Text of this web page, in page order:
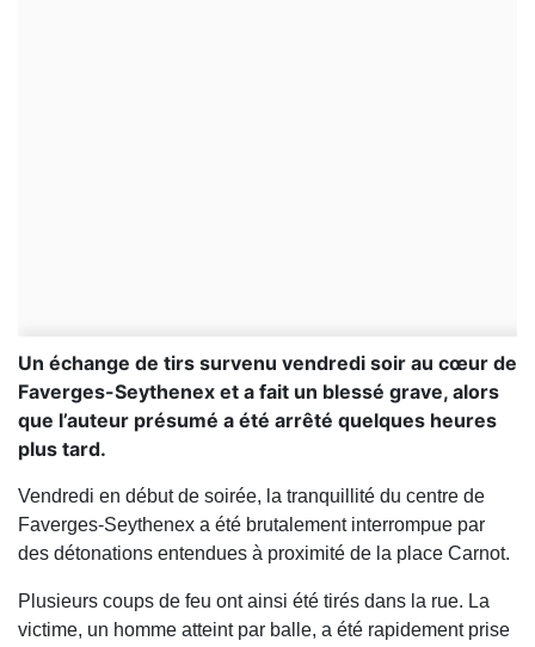
Un échange de tirs survenu vendredi soir au cœur de
Faverges-Seythenex et a fait un blessé grave, alors
que l’auteur présumé a été arrêté quelques heures
plus tard.
Vendredi en début de soirée, la tranquillité du centre de
Faverges-Seythenex a été brutalement interrompue par
des détonations entendues à proximité de la place Carnot.
Plusieurs coups de feu ont ainsi été tirés dans la rue. La
victime, un homme atteint par balle, a été rapidement prise